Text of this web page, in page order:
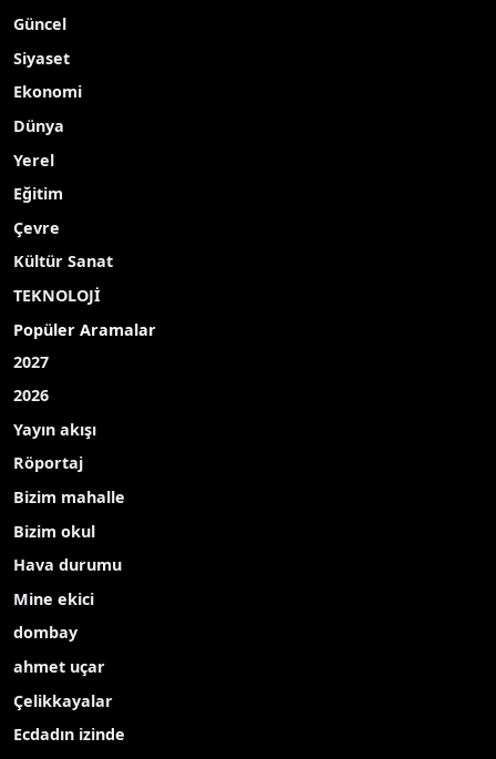
Güncel
Siyaset
Ekonomi
Dünya
Yerel
Eğitim
Çevre
Kültür Sanat
TEKNOLOJİ
Popüler Aramalar
2027
2026
Yayın akışı
Röportaj
Bizim mahalle
Bizim okul
Hava durumu
Mine ekici
dombay
ahmet uçar